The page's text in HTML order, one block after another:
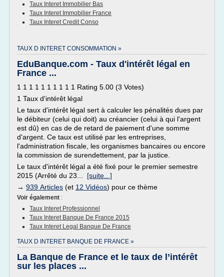
Taux Interet Immobilier Bas
Taux Interet Immobilier France
Taux Interet Credit Conso
TAUX D INTERET CONSOMMATION »
EduBanque.com - Taux d'intérêt légal en
France ...
1 1 1 1 1 1 1 1 1 1 Rating 5.00 (3 Votes)
1 Taux d'intérêt légal
Le taux d'intérêt légal sert à calculer les pénalités dues par
le débiteur (celui qui doit) au créancier (celui à qui l'argent
est dû) en cas de de retard de paiement d'une somme
d'argent. Ce taux est utilisé par les entreprises,
l'administration fiscale, les organismes bancaires ou encore
la commission de surendettement, par la justice.
Le taux d'intérêt légal a été fixé pour le premier semestre
2015 (Arrêté du 23... [suite...]
→ 939 Articles (et 12 Vidéos) pour ce thème
Voir également :
Taux Interet Professionnel
Taux Interet Banque De France 2015
Taux Interet Legal Banque De France
TAUX D INTERET BANQUE DE FRANCE »
La Banque de France et le taux de l’intérêt
sur les places ...